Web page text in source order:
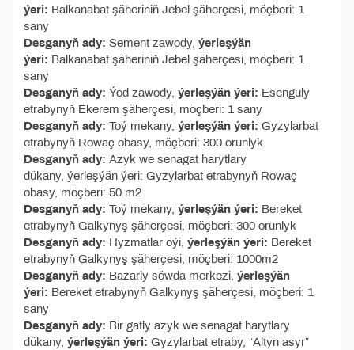
ýeri: Balkanabat şäheriniň Jebel şäherçesi, möçberi: 1
sany
Desganyň ady: Sement zawody, ýerleşýän
ýeri: Balkanabat şäheriniň Jebel şäherçesi, möçberi: 1
sany
Desganyň ady: Ýod zawody, ýerleşýän ýeri: Esenguly
etrabynyň Ekerem şäherçesi, möçberi: 1 sany
Desganyň ady: Toý mekany, ýerleşýän ýeri: Gyzylarbat
etrabynyň Rowaç obasy, möçberi: 300 orunlyk
Desganyň ady: Azyk we senagat harytlary
dükany, ýerleşýän ýeri: Gyzylarbat etrabynyň Rowaç
obasy, möçberi: 50 m2
Desganyň ady: Toý mekany, ýerleşýän ýeri: Bereket
etrabynyň Galkynyş şäherçesi, möçberi: 300 orunlyk
Desganyň ady: Hyzmatlar öýi, ýerleşýän ýeri: Bereket
etrabynyň Galkynyş şäherçesi, möçberi: 1000m2
Desganyň ady: Bazarly söwda merkezi, ýerleşýän
ýeri: Bereket etrabynyň Galkynyş şäherçesi, möçberi: 1
sany
Desganyň ady: Bir gatly azyk we senagat harytlary
dükany, ýerleşýän ýeri: Gyzylarbat etraby, “Altyn asyr”